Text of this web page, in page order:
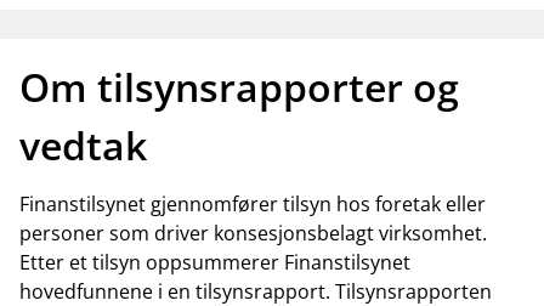
Om tilsynsrapporter og
vedtak
Finanstilsynet gjennomfører tilsyn hos foretak eller
personer som driver konsesjonsbelagt virksomhet.
Etter et tilsyn oppsummerer Finanstilsynet
hovedfunnene i en tilsynsrapport. Tilsynsrapporten